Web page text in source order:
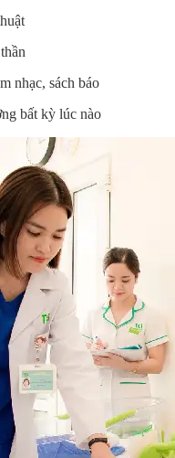
nhạc, sách báo
bất kỳ lúc nào